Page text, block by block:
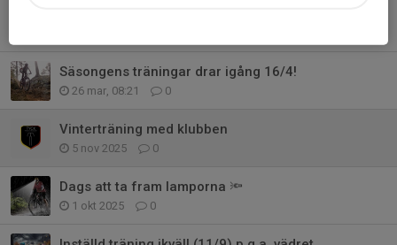
Säsongens träningar drar igång 16/4!
26 mar, 08:21 0
Vinterträning med klubben
5 nov 2025 0
Dags att ta fram lamporna 🔦
1 okt 2025 0